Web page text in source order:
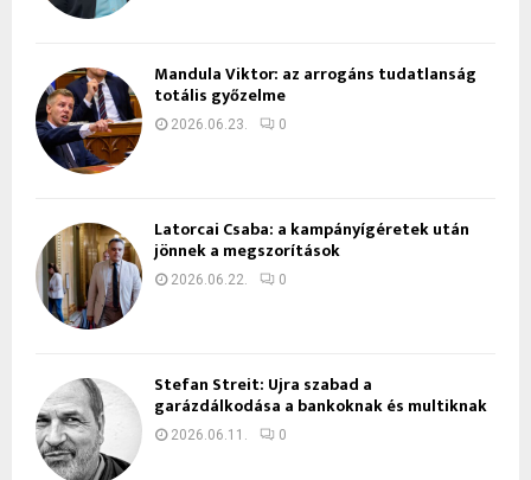
Mandula Viktor: az arrogáns tudatlanság
totális győzelme
2026.06.23. 0
Latorcai Csaba: a kampányígéretek után
jönnek a megszorítások
2026.06.22. 0
Stefan Streit: Újra szabad a
garázdálkodása a bankoknak és multiknak
2026.06.11. 0